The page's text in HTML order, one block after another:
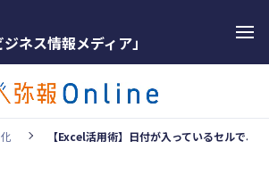
ネス情報メディア」
【Excel活用術】日付が入っているセルで、